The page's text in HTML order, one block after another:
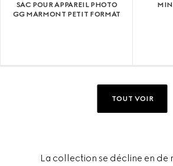
SAC POUR APPAREIL PHOTO
GG MARMONT PETIT FORMAT
TOUT VOIR
La collection se décline en de